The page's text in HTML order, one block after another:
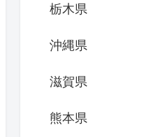
栃木県
沖縄県
滋賀県
熊本県